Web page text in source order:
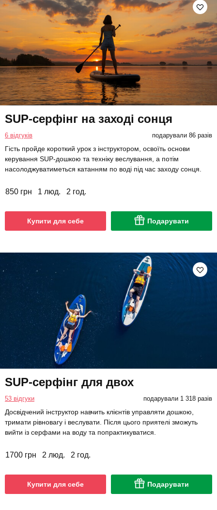
SUP-серфінг на заході сонця
6 відгуків подарували 86 разів
Гість пройде короткий урок з інструктором, освоїть основи
керування SUP-дошкою та техніку веслування, а потім
насолоджуватиметься катанням по воді під час заходу сонця.
850 грн 1 люд. 2 год.
Купити для себе Подарувати
SUP-серфінг для двох
53 відгуки подарували 1 318 разів
Досвідчений інструктор навчить клієнтів управляти дошкою,
тримати рівновагу і веслувати. Після цього приятелі зможуть
вийти із серфами на воду та попрактикуватися.
1700 грн 2 люд. 2 год.
Купити для себе Подарувати